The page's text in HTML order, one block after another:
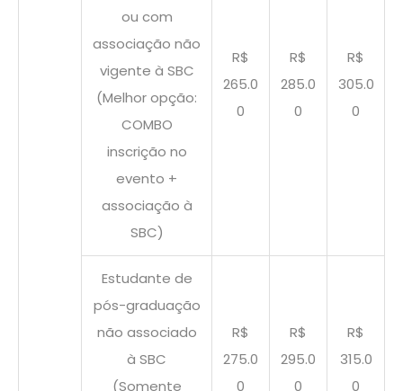
ou com
associação não
vigente à SBC
(Melhor opção:
COMBO
inscrição no
evento +
associação à
SBC)
R$
265.0
0
R$
285.0
0
R$
305.0
0
Estudante de
pós-graduação
não associado
à SBC
(Somente
R$
275.0
0
R$
295.0
0
R$
315.0
0